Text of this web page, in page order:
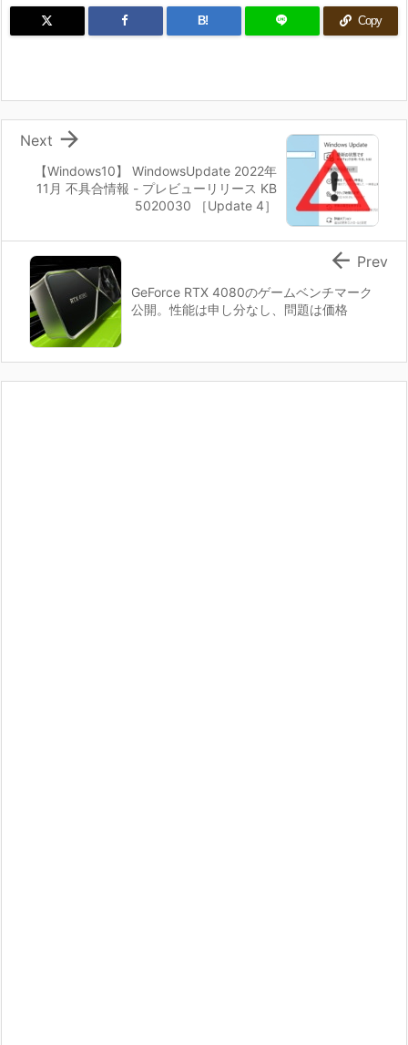
B! Copy
【Windows10】 WindowsUpdate 2022年
11月 不具合情報 - プレビューリリース KB
5020030 ［Update 4］

Next
GeForce RTX 4080のゲームベンチマーク
公開。性能は申し分なし、問題は価格
 Prev